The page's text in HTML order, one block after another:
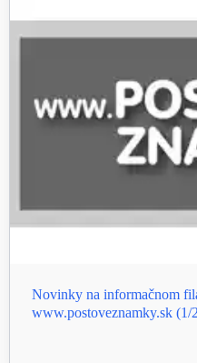
Novinky na informačnom
www.postoveznamky.sk (1/